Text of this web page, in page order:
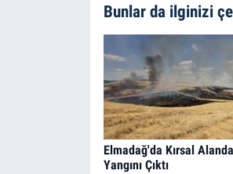
Bunlar da ilginizi
Elmadağ'da Kırsal
Yangını Çıktı